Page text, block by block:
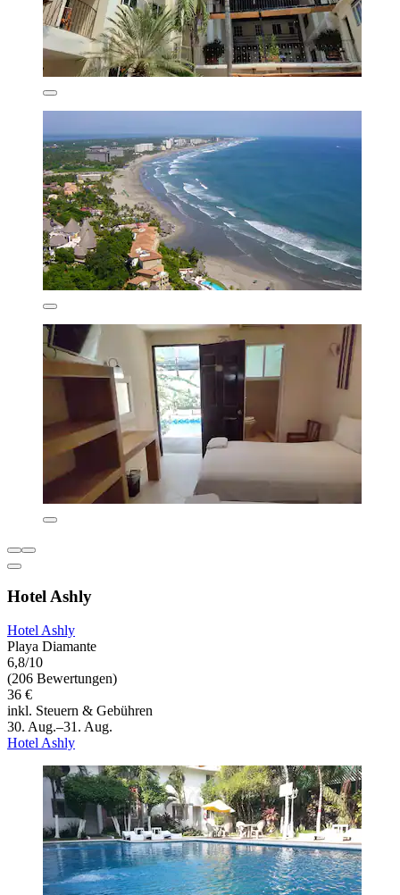
Hotel Ashly
Hotel Ashly
Playa Diamante
6,8/10
(206 Bewertungen)
36 €
inkl. Steuern & Gebühren
30. Aug.–31. Aug.
Hotel Ashly